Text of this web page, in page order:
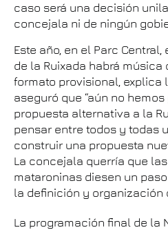
caso será una decisión
concejala ni de ningún
Este año, en el Parc
de la Ruixada habrá música
formato provisional, explica
aseguró que “aún no
propuesta alternativa a la
pensar entre todos y todas
construir una propuesta
La concejala querría que
mataroninas diesen un
la definición y organización
La programación final de la